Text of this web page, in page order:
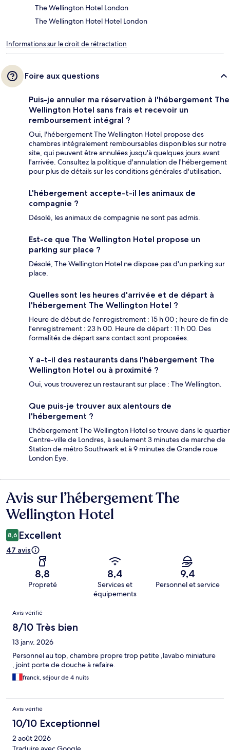
The Wellington Hotel London
The Wellington Hotel Hotel London
Informations sur le droit de rétractation
Foire aux questions
Puis-je annuler ma réservation à l'hébergement The
Wellington Hotel sans frais et recevoir un
remboursement intégral ?
Oui, l'hébergement The Wellington Hotel propose des
chambres intégralement remboursables disponibles sur notre
site, qui peuvent être annulées jusqu'à quelques jours avant
l'arrivée. Consultez la politique d'annulation de l'hébergement
pour plus de détails sur les conditions générales d'utilisation.
L'hébergement accepte-t-il les animaux de
compagnie ?
Désolé, les animaux de compagnie ne sont pas admis.
Est-ce que The Wellington Hotel propose un
parking sur place ?
Désolé, The Wellington Hotel ne dispose pas d'un parking sur
place.
Quelles sont les heures d'arrivée et de départ à
l'hébergement The Wellington Hotel ?
Heure de début de l'enregistrement : 15 h 00 ; heure de fin de
l'enregistrement : 23 h 00. Heure de départ : 11 h 00. Des
formalités de départ sans contact sont proposées.
Y a-t-il des restaurants dans l'hébergement The
Wellington Hotel ou à proximité ?
Oui, vous trouverez un restaurant sur place : The Wellington.
Que puis-je trouver aux alentours de
l'hébergement ?
L'hébergement The Wellington Hotel se trouve dans le quartier
Centre-ville de Londres, à seulement 3 minutes de marche de
Station de métro Southwark et à 9 minutes de Grande roue
London Eye.
Avis
Avis sur l’hébergement The
Wellington Hotel
8,6 Excellent
47 avis
8,8
Propreté
8,4
Services et
équipements
9,4
Personnel et service
Avis
Avis vérifié
8/10 Très bien
13 janv. 2026
Personnel au top, chambre propre trop petite ,lavabo miniature
, joint porte de douche à refaire.
franck, séjour de 4 nuits
Avis vérifié
10/10 Exceptionnel
2 août 2026